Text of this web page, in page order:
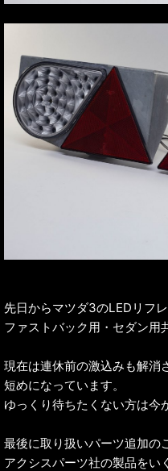
先日からマツダ3のLEDリフ
ファストバック用・セダン用
現在は連休前の激込みも解消
短めになっています。
ゆっくり待ちたくない方は今
最後に取り扱いパーツ追加の
アクシスパーツ社の製品をい